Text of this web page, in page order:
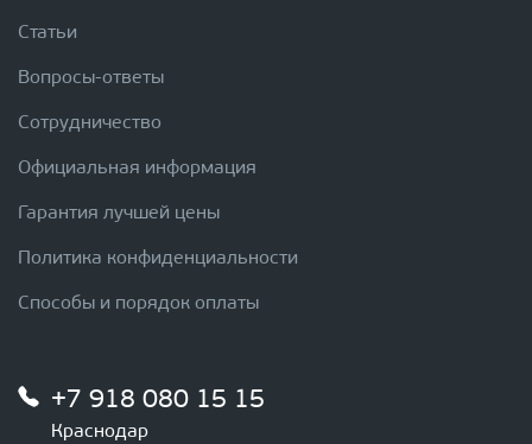
Статьи
Вопросы-ответы
Сотрудничество
Официальная информация
Гарантия лучшей цены
Политика конфиденциальности
Способы и порядок оплаты
+7 918 080 15 15
Краснодар